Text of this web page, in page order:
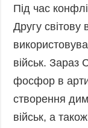
Під час
Другу світову
військ. Зараз
фосфор в
створення
військ, а